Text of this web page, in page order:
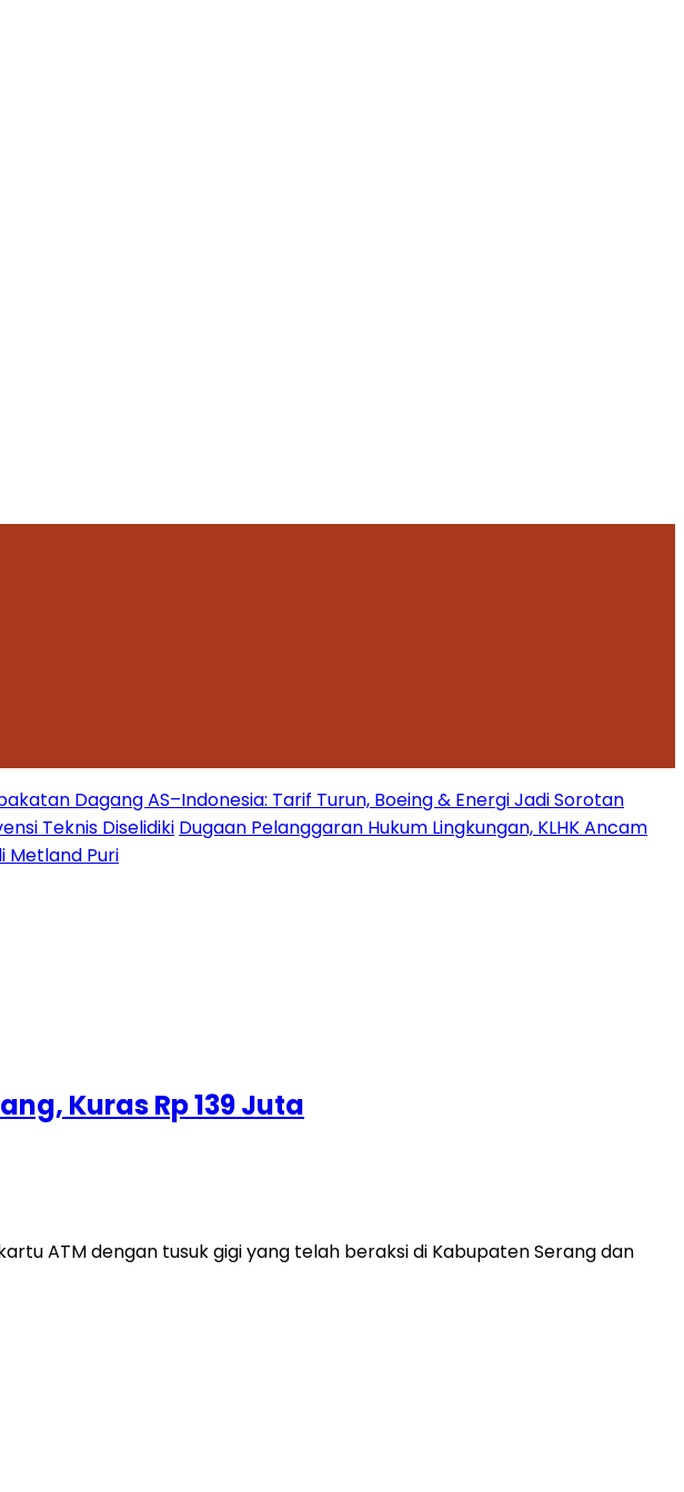
Dagang AS–Indonesia: Tarif Turun, Boeing & Energi Jadi Sorotan
Teknis Diselidiki Dugaan Pelanggaran Hukum Lingkungan, KLHK Ancam
Metland Puri
Kuras Rp 139 Juta
ATM dengan tusuk gigi yang telah beraksi di Kabupaten Serang dan